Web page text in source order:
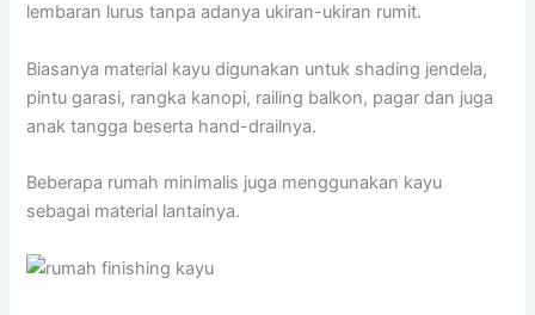
lembaran lurus tanpa adanya ukiran-ukiran rumit.
Biasanya material kayu digunakan untuk shading jendela,
pintu garasi, rangka kanopi, railing balkon, pagar dan juga
anak tangga beserta hand-drailnya.
Beberapa rumah minimalis juga menggunakan kayu
sebagai material lantainya.